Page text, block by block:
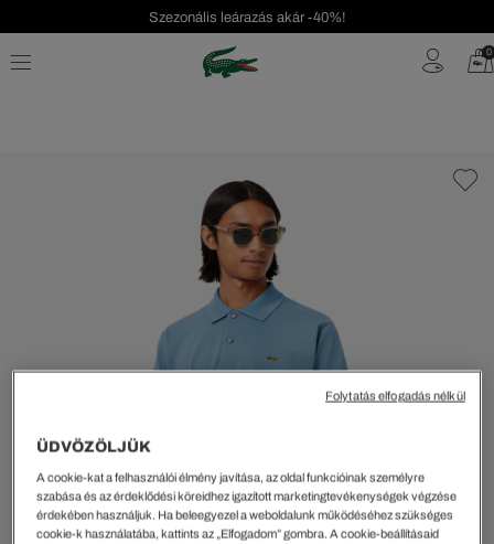
Szezonális leárazás akár -40%!
Ingyenes visszaküldés! 0
ÜDVÖZÖLJÜK
A cookie-kat a felhasználói élmény javítása, az oldal funkcióinak személyre
szabása és az érdeklődési köreidhez igazított marketingtevékenységek végzése
érdekében használjuk. Ha beleegyezel a weboldalunk működéséhez szükséges
cookie-k használatába, kattints az „Elfogadom” gombra. A cookie-beállításaid
Folytatás elfogadás nélkül